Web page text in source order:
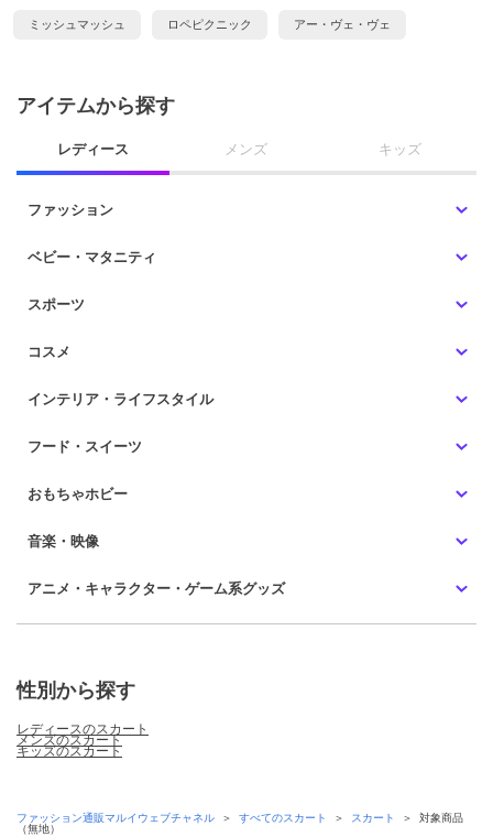
ミッシュマッシュ ロペピクニック アー・ヴェ・ヴェ
アイテムから探す
レディース メンズ キッズ
ファッション
ベビー・マタニティ
スポーツ
コスメ
インテリア・ライフスタイル
フード・スイーツ
おもちゃホビー
音楽・映像
アニメ・キャラクター・ゲーム系グッズ
性別から探す
レディースのスカート
メンズのスカート
キッズのスカート
ファッション通販マルイウェブチャネル ＞ すべてのスカート ＞ スカート ＞
対象商品
（無地）